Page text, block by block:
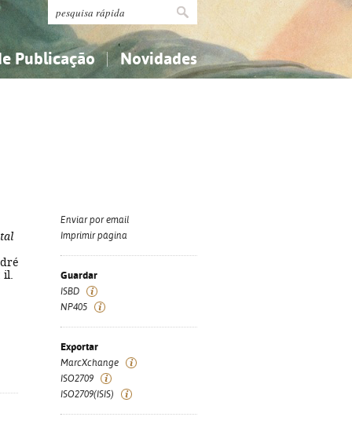
Publicação Novidades
Enviar por email
Imprimir página
Guardar
ISBD
NP405
Exportar
MarcXchange
ISO2709
ISO2709(ISIS)